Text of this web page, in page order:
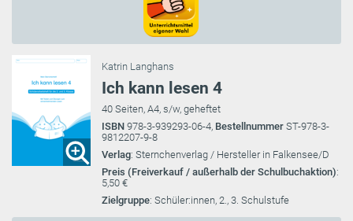
Katrin Langhans
Ich kann lesen 4
40 Seiten, A4, s/w, geheftet
ISBN 978-3-939293-06-4, Bestellnummer ST-978-3-
9812207-9-8
Verlag: Sternchenverlag / Hersteller in Falkensee/D
Preis (Freiverkauf / außerhalb der Schulbuchaktion):
5,50 €
Zielgruppe: Schüler:innen, 2., 3. Schulstufe